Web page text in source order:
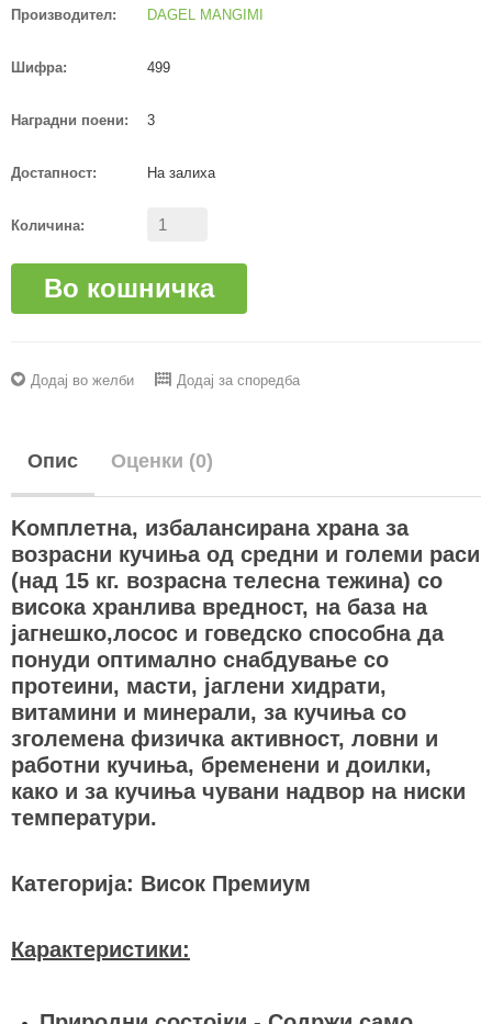
Производител: DAGEL MANGIMI
Шифра: 499
Наградни поени: 3
Достапност: На залиха
Количина:
Во кошничка
Додај во желби Додај за споредба
Опис Оценки (0)
Kомплетна, избалансирана храна за
возрасни кучиња од средни и големи раси
(над 15 кг. возрасна телесна тежина) со
висока хранлива вредност, на база на
јагнешко,лосос и говедско способна да
понуди оптимално снабдување со
протеини, масти, јаглени хидрати,
витамини и минерали, за кучиња со
зголемена физичка активност, ловни и
работни кучиња, бременени и доилки,
како и за кучиња чувани надвор на ниски
температури.
Категорија: Висок Премиум
Карактеристики: